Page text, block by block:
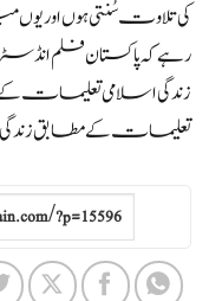
کی تلاوت سُنتی ہوں اور
رہے کہ پاکستان فلم
زندگی اسلامی تعلیمات
تعلیمات کے مطابق زندگی